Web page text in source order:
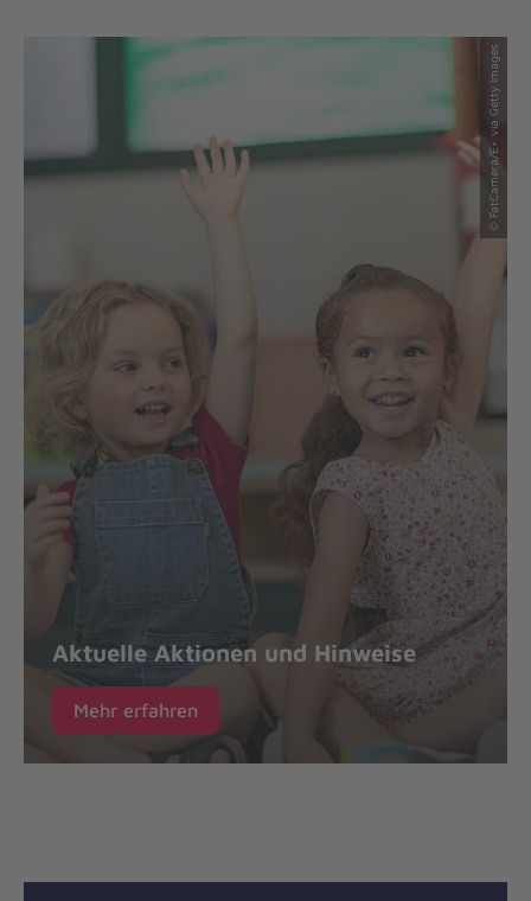
© FatCamera/E+ via Getty Images
Aktuelle Aktionen und Hinweise
Mehr erfahren